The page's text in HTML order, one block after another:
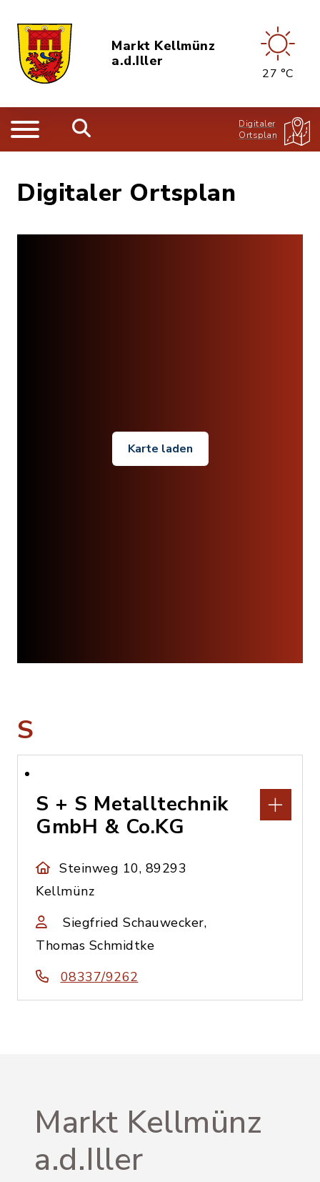
Markt Kellmünz
a.d.Iller
27 °C
Digitaler
Ortsplan
Digitaler Ortsplan
Karte laden
S
S + S Metalltechnik
GmbH & Co.KG
Steinweg 10, 89293
Kellmünz
Siegfried Schauwecker,
Thomas Schmidtke
08337/9262
Markt Kellmünz
a.d.Iller